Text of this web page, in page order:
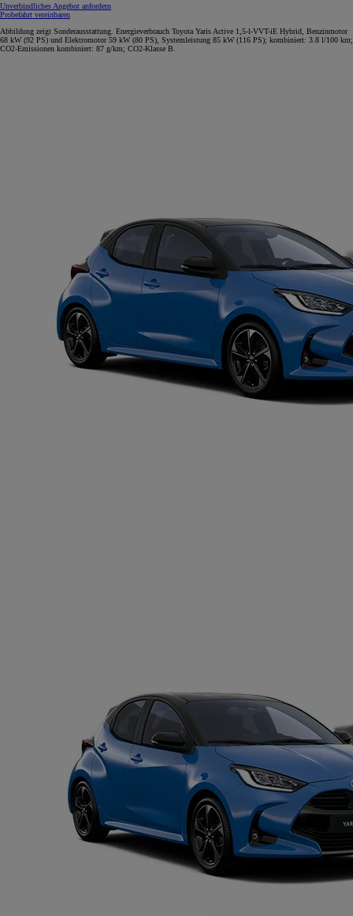
Unverbindliches Angebot anfordern
Probefahrt vereinbaren
Abbildung zeigt Sonderausstattung. Energieverbrauch Toyota Yaris Active 1,5-l-VVT-iE Hybrid, Benzinmotor
68 kW (92 PS) und Elektromotor 59 kW (80 PS), Systemleistung 85 kW (116 PS); kombiniert: 3.8 l/100 km;
CO2-Emissionen kombiniert: 87 g/km; CO2-Klasse B.